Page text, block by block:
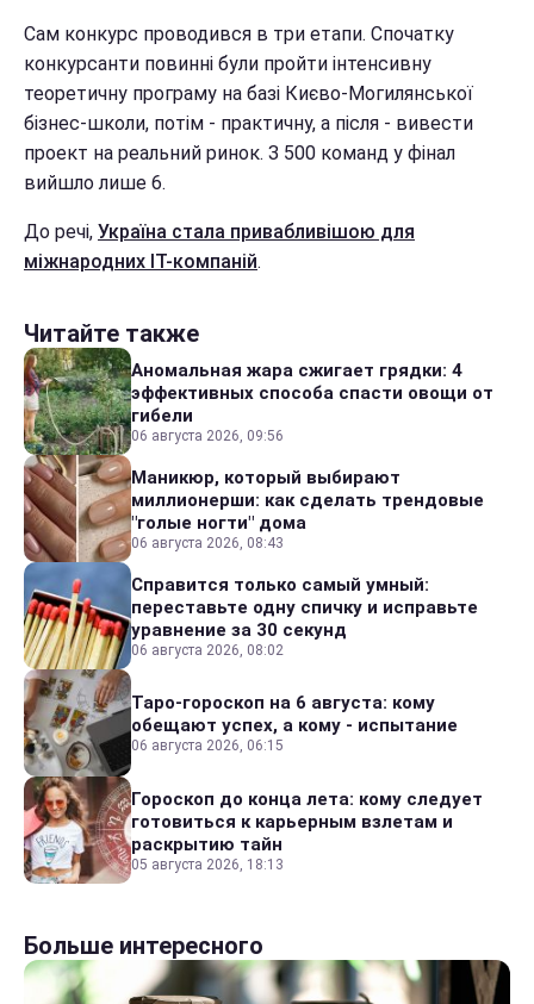
Сам конкурс проводився в три етапи. Спочатку
конкурсанти повинні були пройти інтенсивну
теоретичну програму на базі Києво-Могилянської
бізнес-школи, потім - практичну, а після - вивести
проект на реальний ринок. З 500 команд у фінал
вийшло лише 6.
До речі, Україна стала привабливішою для
міжнародних ІТ-компаній.
Читайте также
Аномальная жара сжигает грядки: 4
эффективных способа спасти овощи от
гибели
06 августа 2026, 09:56
Маникюр, который выбирают
миллионерши: как сделать трендовые
"голые ногти" дома
06 августа 2026, 08:43
Справится только самый умный:
переставьте одну спичку и исправьте
уравнение за 30 секунд
06 августа 2026, 08:02
Таро-гороскоп на 6 августа: кому
обещают успех, а кому - испытание
06 августа 2026, 06:15
Гороскоп до конца лета: кому следует
готовиться к карьерным взлетам и
раскрытию тайн
05 августа 2026, 18:13
Больше интересного